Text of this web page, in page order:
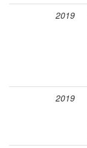
2019
2019